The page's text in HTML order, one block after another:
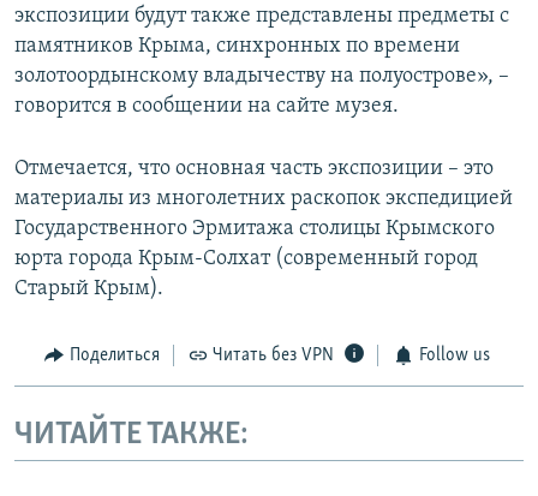
экспозиции будут также представлены предметы с
памятников Крыма, синхронных по времени
золотоордынскому владычеству на полуострове», –
говорится в сообщении на сайте музея.
Отмечается, что основная часть экспозиции – это
материалы из многолетних раскопок экспедицией
Государственного Эрмитажа столицы Крымского
юрта города Крым-Солхат (современный город
Старый Крым).
Поделиться Читать без VPN Follow us
ЧИТАЙТЕ ТАКЖЕ: